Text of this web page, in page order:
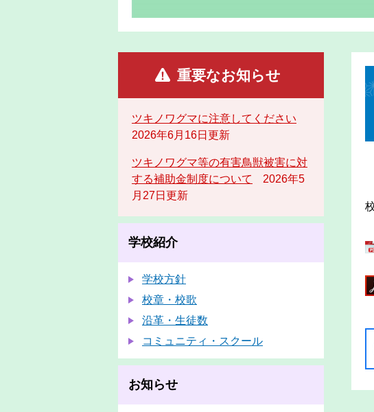
重要なお知らせ
ツキノワグマに注意してください
2026年6月16日更新
ツキノワグマ等の有害鳥獣被害に対
する補助金制度について
2026年5
月27日更新
学校紹介
学校方針
校章・校歌
沿革・生徒数
コミュニティ・スクール
お知らせ